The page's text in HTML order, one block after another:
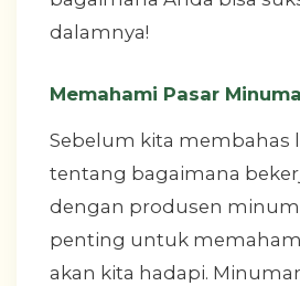
dalamnya!
Memahami Pasar
Sebelum kita membahas
tentang bagaimana
dengan produsen
penting untuk
akan kita hadapi.